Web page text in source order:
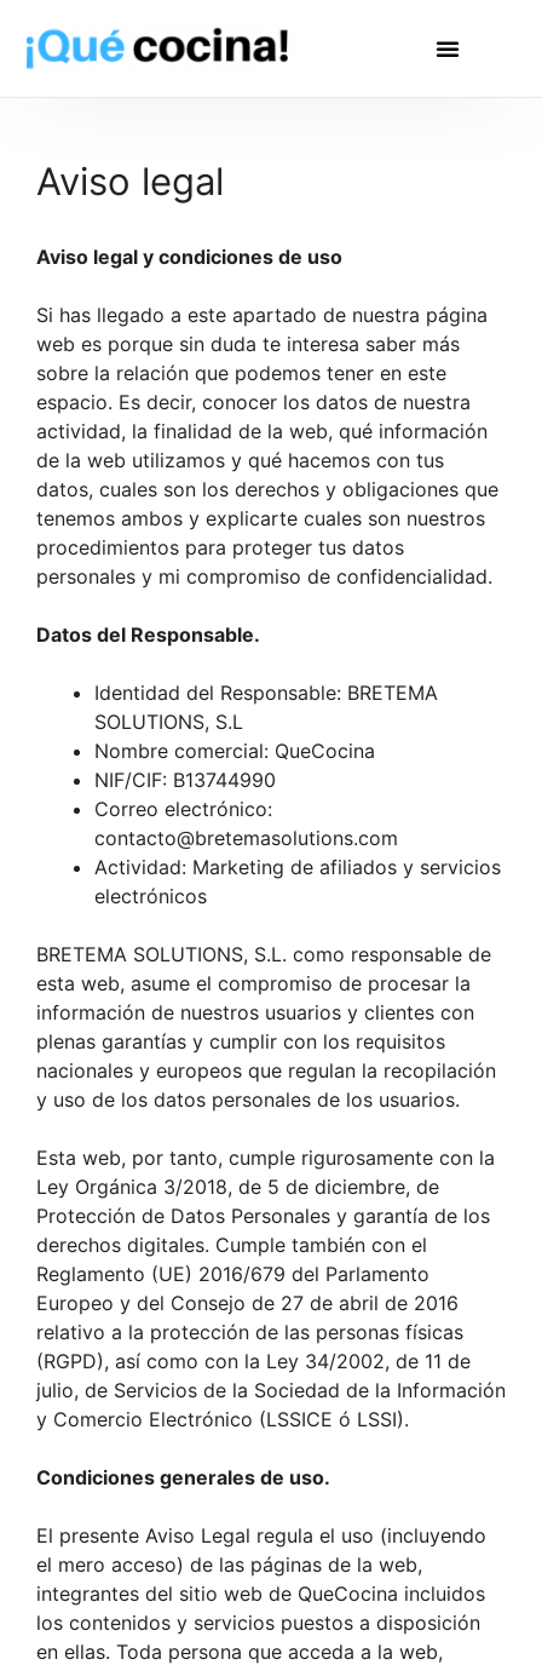
Aviso legal
Aviso legal y condiciones de uso
Si has llegado a este apartado de nuestra página
web es porque sin duda te interesa saber más
sobre la relación que podemos tener en este
espacio. Es decir, conocer los datos de nuestra
actividad, la finalidad de la web, qué información
de la web utilizamos y qué hacemos con tus
datos, cuales son los derechos y obligaciones que
tenemos ambos y explicarte cuales son nuestros
procedimientos para proteger tus datos
personales y mi compromiso de confidencialidad.
Datos del Responsable.
Identidad del Responsable: BRETEMA
SOLUTIONS, S.L
Nombre comercial: QueCocina
NIF/CIF: B13744990
Correo electrónico:
contacto@bretemasolutions.com
Actividad: Marketing de afiliados y servicios
electrónicos
BRETEMA SOLUTIONS, S.L. como responsable de
esta web, asume el compromiso de procesar la
información de nuestros usuarios y clientes con
plenas garantías y cumplir con los requisitos
nacionales y europeos que regulan la recopilación
y uso de los datos personales de los usuarios.
Esta web, por tanto, cumple rigurosamente con la
Ley Orgánica 3/2018, de 5 de diciembre, de
Protección de Datos Personales y garantía de los
derechos digitales. Cumple también con el
Reglamento (UE) 2016/679 del Parlamento
Europeo y del Consejo de 27 de abril de 2016
relativo a la protección de las personas físicas
(RGPD), así como con la Ley 34/2002, de 11 de
julio, de Servicios de la Sociedad de la Información
y Comercio Electrónico (LSSICE ó LSSI).
Condiciones generales de uso.
El presente Aviso Legal regula el uso (incluyendo
el mero acceso) de las páginas de la web,
integrantes del sitio web de QueCocina incluidos
los contenidos y servicios puestos a disposición
en ellas. Toda persona que acceda a la web,